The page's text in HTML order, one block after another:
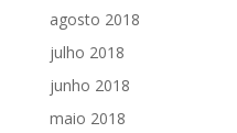
agosto 2018
julho 2018
junho 2018
maio 2018